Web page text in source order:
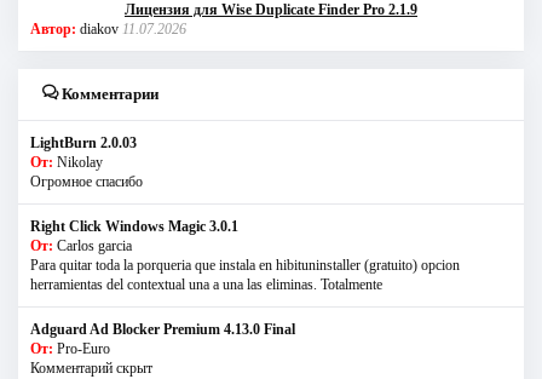
Лицензия для Wise Duplicate Finder Pro 2.1.9
Автор: diakov 11.07.2026
Комментарии
LightBurn 2.0.03
От: Nikolay
Огромное спасибо
Right Click Windows Magic 3.0.1
От: Carlos garcia
Para quitar toda la porqueria que instala en hibituninstaller (gratuito) opcion
herramientas del contextual una a una las eliminas. Totalmente
Adguard Ad Blocker Premium 4.13.0 Final
От: Pro-Euro
Комментарий скрыт